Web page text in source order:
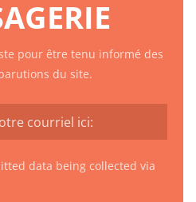
pour être tenu informé des
du site.
data being collected via